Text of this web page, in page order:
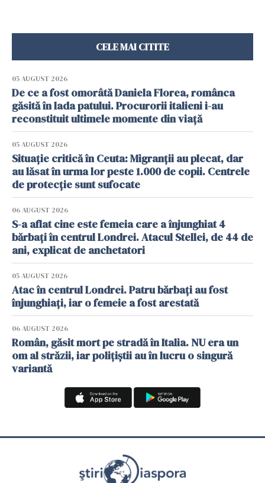
CELE MAI CITITE
05 AUGUST 2026
De ce a fost omorâtă Daniela Florea, românca
găsită în lada patului. Procurorii italieni i-au
reconstituit ultimele momente din viață
05 AUGUST 2026
Situație critică în Ceuta: Migranții au plecat, dar
au lăsat în urma lor peste 1.000 de copii. Centrele
de protecție sunt sufocate
06 AUGUST 2026
S-a aflat cine este femeia care a înjunghiat 4
bărbați în centrul Londrei. Atacul Stellei, de 44 de
ani, explicat de anchetatori
05 AUGUST 2026
Atac în centrul Londrei. Patru bărbați au fost
înjunghiați, iar o femeie a fost arestată
06 AUGUST 2026
Român, găsit mort pe stradă în Italia. NU era un
om al străzii, iar polițiștii au în lucru o singură
variantă